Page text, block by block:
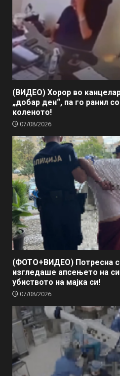
(ВИДЕО) Хорор во
„добар ден“, па го ранил
коленото!
07/08/2026
(ФОТО+ВИДЕО) Потресна
изгледаше апсењето на
убиството на мајка си!
07/08/2026